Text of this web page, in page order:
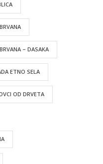
– DASAKA
ETNO SELA
OD DRVETA